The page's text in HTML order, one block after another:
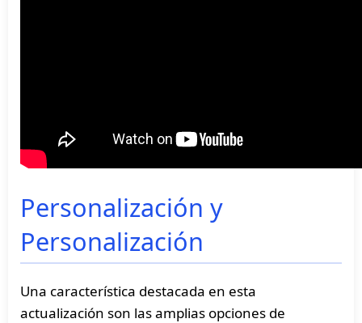
Personalización y
Personalización
Una característica destacada en esta
actualización son las amplias opciones de